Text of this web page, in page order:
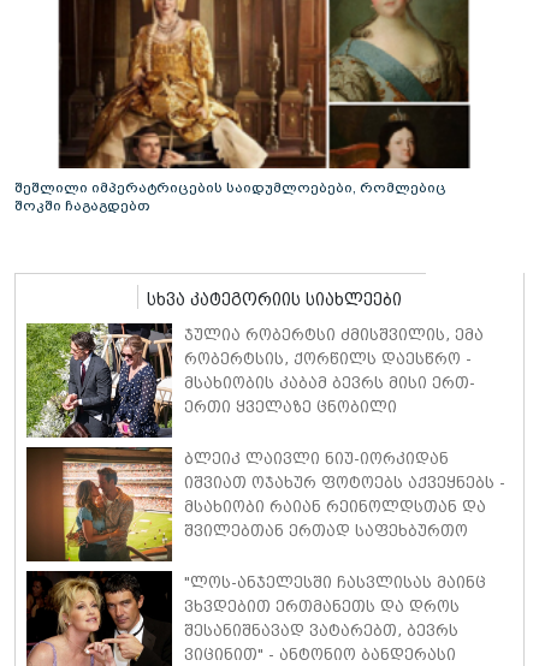
შეშლილი იმპერატრიცების საიდუმლოებები, რომლებიც
შოკში ჩაგაგდებთ
სხვა კატეგორიის სიახლეები
ჯულია რობერტსი ძმისშვილის, ემა
რობერტსის, ქორწილს დაესწრო -
მსახიობის კაბამ ბევრს მისი ერთ-
ერთი ყველაზე ცნობილი
საკულტო სტილი გაახსენა
ბლეიკ ლაივლი ნიუ-იორკიდან
იშვიათ ოჯახურ ფოტოებს აქვეყნებს -
მსახიობი რაიან რეინოლდსთან და
შვილებთან ერთად საფეხბურთო
"ლოს-ანჯელესში ჩასვლისას მაინც
ვხვდებით ერთმანეთს და დროს
შესანიშნავად ვატარებთ, ბევრს
ვიცინით" - ანტონიო ბანდერასი